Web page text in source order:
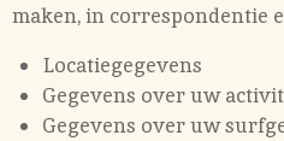
maken, in correspondentie
Locatiegegevens
Gegevens over uw
Gegevens over uw